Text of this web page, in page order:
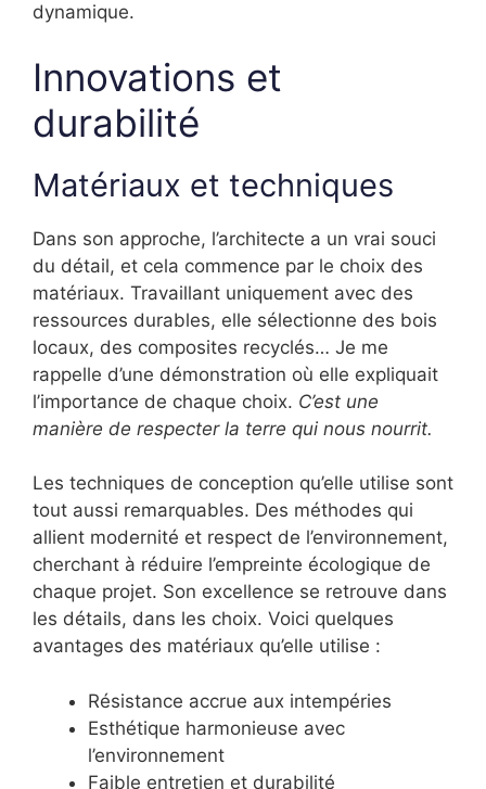
dynamique.
Innovations et
durabilité
Matériaux et techniques
Dans son approche, l’architecte a un vrai souci
du détail, et cela commence par le choix des
matériaux. Travaillant uniquement avec des
ressources durables, elle sélectionne des bois
locaux, des composites recyclés… Je me
rappelle d’une démonstration où elle expliquait
l’importance de chaque choix. C’est une
manière de respecter la terre qui nous nourrit.
Les techniques de conception qu’elle utilise sont
tout aussi remarquables. Des méthodes qui
allient modernité et respect de l’environnement,
cherchant à réduire l’empreinte écologique de
chaque projet. Son excellence se retrouve dans
les détails, dans les choix. Voici quelques
avantages des matériaux qu’elle utilise :
Résistance accrue aux intempéries
Esthétique harmonieuse avec
l’environnement
Faible entretien et durabilité